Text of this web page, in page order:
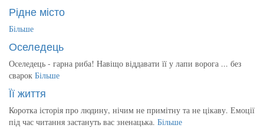
Рідне місто
Більше
Оселедець
Оселедець - гарна риба! Навіщо віддавати її у лапи ворога ... без
сварок Більше
Її життя
Коротка історія про людину, нічим не примітну та не цікаву. Емоції
під час читання застануть вас зненацька. Більше